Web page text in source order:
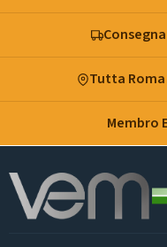
e
Tutta
Membro